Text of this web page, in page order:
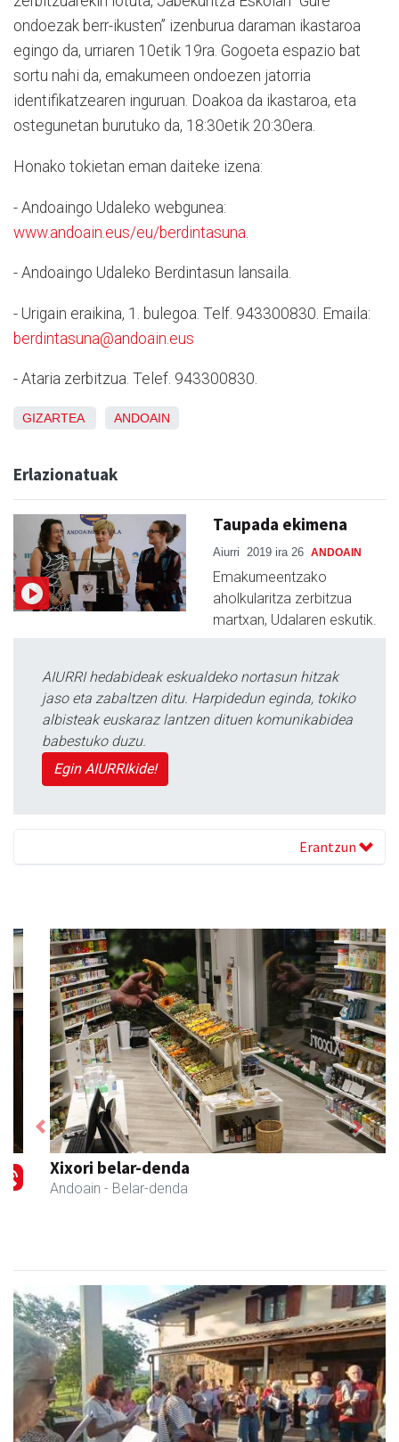
ondoezak berr-ikusten” izenburua daraman ikastaroa
egingo da, urriaren 10etik 19ra. Gogoeta espazio bat
sortu nahi da, emakumeen ondoezen jatorria
identifikatzearen inguruan. Doakoa da ikastaroa, eta
ostegunetan burutuko da, 18:30etik 20:30era.
Honako tokietan eman daiteke izena:
- Andoaingo Udaleko webgunea:
www.andoain.eus/eu/berdintasuna
- Andoaingo Udaleko Berdintasun lansaila.
- Urigain eraikina, 1. bulegoa. Telf. 943300830. Emaila:
berdintasuna@andoain.eus
- Ataria zerbitzua. Telef. 943300830.
GIZARTEA ANDOAIN
Erlazionatuak
Taupada ekimena
Aiurri 2019 ira 26 ANDOAIN
Emakumeentzako
aholkularitza zerbitzua
martxan, Udalaren eskutik.
AIURRI hedabideak eskualdeko nortasun hitzak
jaso eta zabaltzen ditu. Harpidedun eginda, tokiko
albisteak euskaraz lantzen dituen komunikabidea
babestuko duzu.
Egin AIURRIkide!
Erantzun
Xixori belar-denda
Andoain - Belar-denda
Previous Next